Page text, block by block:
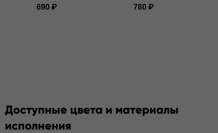
мм
690
мм
780
Доступные цвета и материалы
исполнения